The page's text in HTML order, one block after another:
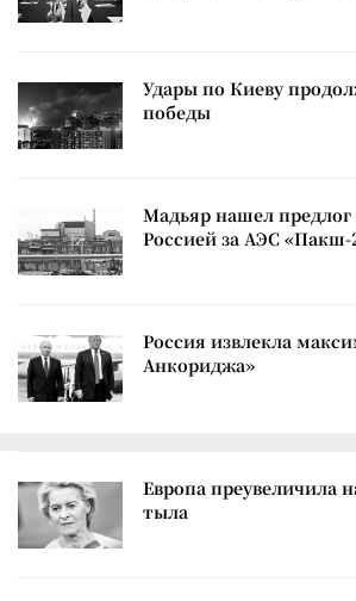
Удары по Киеву
победы
Мадьяр нашел предлог
Россией за АЭС «Пакш-
Россия извлекла
Анкориджа»
Европа преувеличила
тыла